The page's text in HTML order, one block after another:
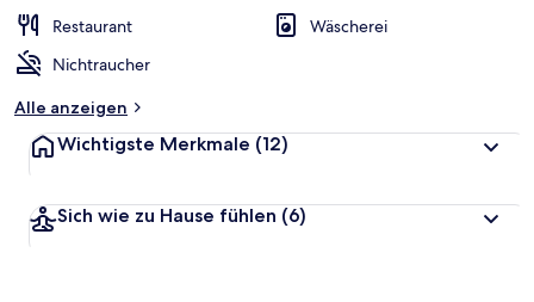
Restaurant
Wäscherei
Nichtraucher
Alle anzeigen
Wichtigste Merkmale (12)
Sich wie zu Hause fühlen (6)